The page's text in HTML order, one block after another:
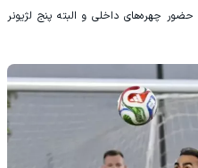
چهره‌های داخلی و البته پنج لژیونر